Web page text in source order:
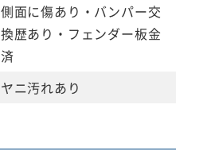
側面に傷あり・バンパー交
換歴あり・フェンダー板金
済
ヤニ汚れあり